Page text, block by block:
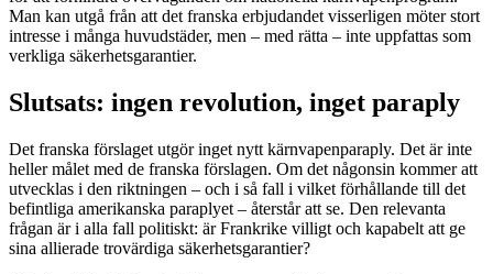
Man kan utgå från att det franska erbjudandet visserligen möter stort
intresse i många huvudstäder, men – med rätta – inte uppfattas som
verkliga säkerhetsgarantier.
Slutsats: ingen revolution, inget paraply
Det franska förslaget utgör inget nytt kärnvapenparaply. Det är inte
heller målet med de franska förslagen. Om det någonsin kommer att
utvecklas i den riktningen – och i så fall i vilket förhållande till det
befintliga amerikanska paraplyet – återstår att se. Den relevanta
frågan är i alla fall politiskt: är Frankrike villigt och kapabelt att ge
sina allierade trovärdiga säkerhetsgarantier?